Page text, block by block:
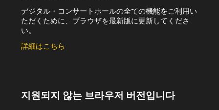
デジタル・コンサートホールの全ての機能をご利用い
ただくために、ブラウザを最新版に更新してくださ
い。
詳細はこちら
지원되지 않는 브라우저 버전입니다